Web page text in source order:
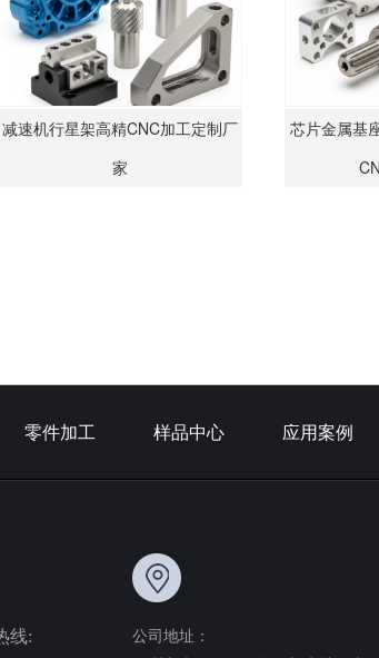
机行星架高精CNC加工定制厂
芯片金属基座
CNC
零件加工 样品中心 应用案例
线:
公司地址：